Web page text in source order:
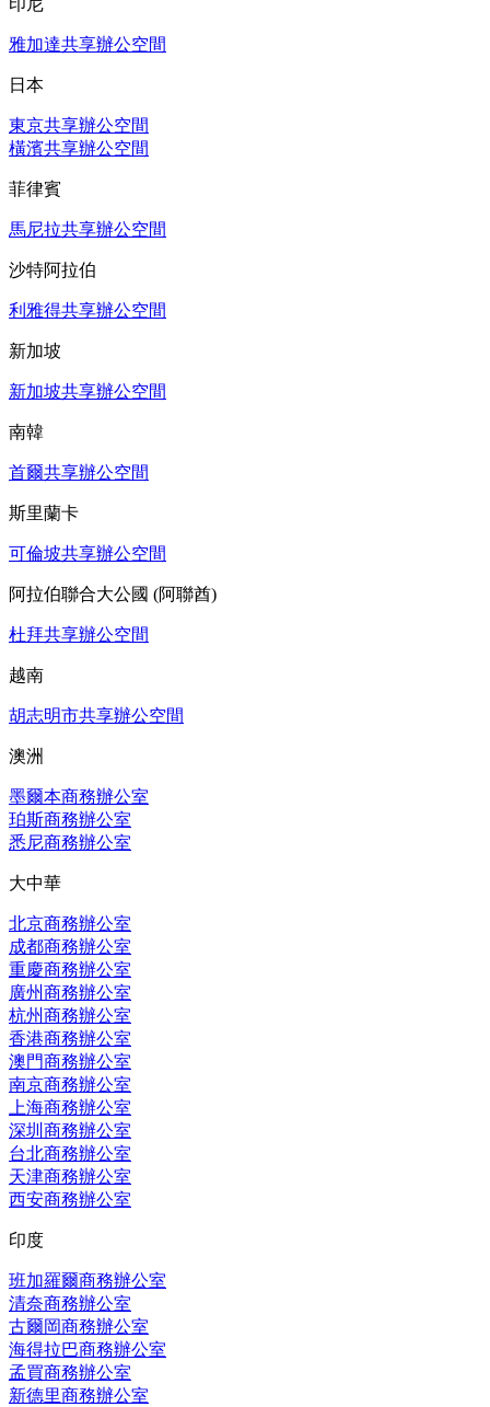
印尼
雅加達共享辦公空間
日本
東京共享辦公空間
橫濱共享辦公空間
菲律賓
馬尼拉共享辦公空間
沙特阿拉伯
利雅得共享辦公空間
新加坡
新加坡共享辦公空間
南韓
首爾共享辦公空間
斯里蘭卡
可倫坡共享辦公空間
阿拉伯聯合大公國 (阿聯酋)
杜拜共享辦公空間
越南
胡志明市共享辦公空間
澳洲
墨爾本商務辦公室
珀斯商務辦公室
悉尼商務辦公室
大中華
北京商務辦公室
成都商務辦公室
重慶商務辦公室
廣州商務辦公室
杭州商務辦公室
香港商務辦公室
澳門商務辦公室
南京商務辦公室
上海商務辦公室
深圳商務辦公室
台北商務辦公室
天津商務辦公室
西安商務辦公室
印度
班加羅爾商務辦公室
清奈商務辦公室
古爾岡商務辦公室
海得拉巴商務辦公室
孟買商務辦公室
新德里商務辦公室